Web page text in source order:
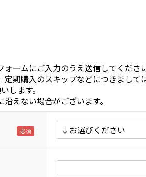
ームにご入力のうえ送信してくださ
定期購入のスキップなどにつきまし
します。
えない場合がございます。